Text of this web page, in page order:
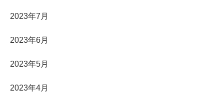
2023年7月
2023年6月
2023年5月
2023年4月